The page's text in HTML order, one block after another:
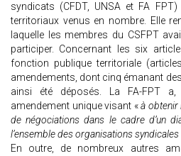
syndicats (CFDT, UNSA et FA
territoriaux venus en nombre. Elle
laquelle les membres du CSFPT
participer. Concernant les six
fonction publique territoriale
amendements, dont cinq émanant
ainsi été déposés. La FA-FPT
amendement unique visant «à obtenir
de négociations dans le cadre d’un
l’ensemble des organisations syndicales
En outre, de nombreux autres